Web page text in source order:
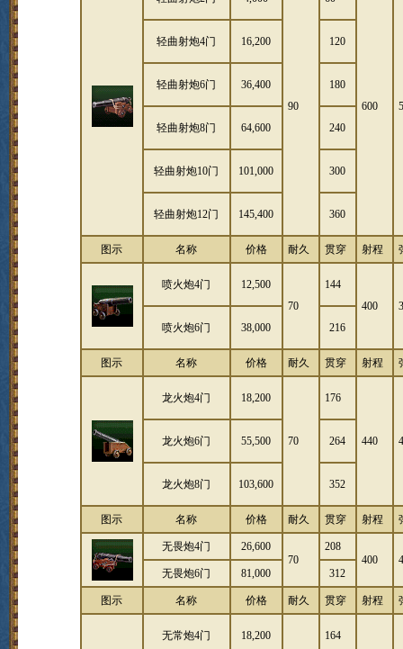
90 600 5
轻曲射炮4门 16,200 120
轻曲射炮6门 36,400 180
轻曲射炮8门 64,600 240
轻曲射炮10门 101,000 300
轻曲射炮12门 145,400 360
图示 名称 价格 耐久 贯穿 射程
喷火炮4门
12,500
70
144
400
3
喷火炮6门
38,000 216
图示 名称 价格 耐久 贯穿 射程
龙火炮4门 18,200
70
176
440 4
龙火炮6门 55,500 264
龙火炮8门 103,600 352
图示 名称 价格 耐久 贯穿 射程
无畏炮4门
26,600
70
208
400
4
无畏炮6门
81,000 312
图示 名称 价格 耐久 贯穿 射程
无常炮4门 18,200 164